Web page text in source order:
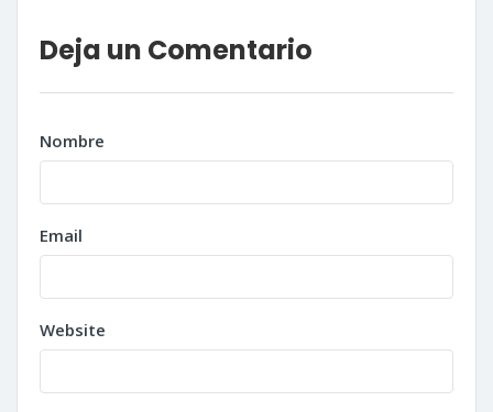
Deja un Comentario
Nombre
Email
Website